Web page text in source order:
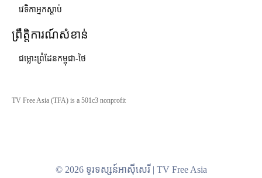
វេទិកាអ្នកស្ដាប់
ព្រឹត្តិការណ៍សំខាន់
ជម្លោះព្រំដែនកម្ពុជា-ថៃ
TV Free Asia (TFA) is a 501c3 nonprofit
© 2026 ទូរទស្សន៍អាស៊ីសេរី | TV Free Asia